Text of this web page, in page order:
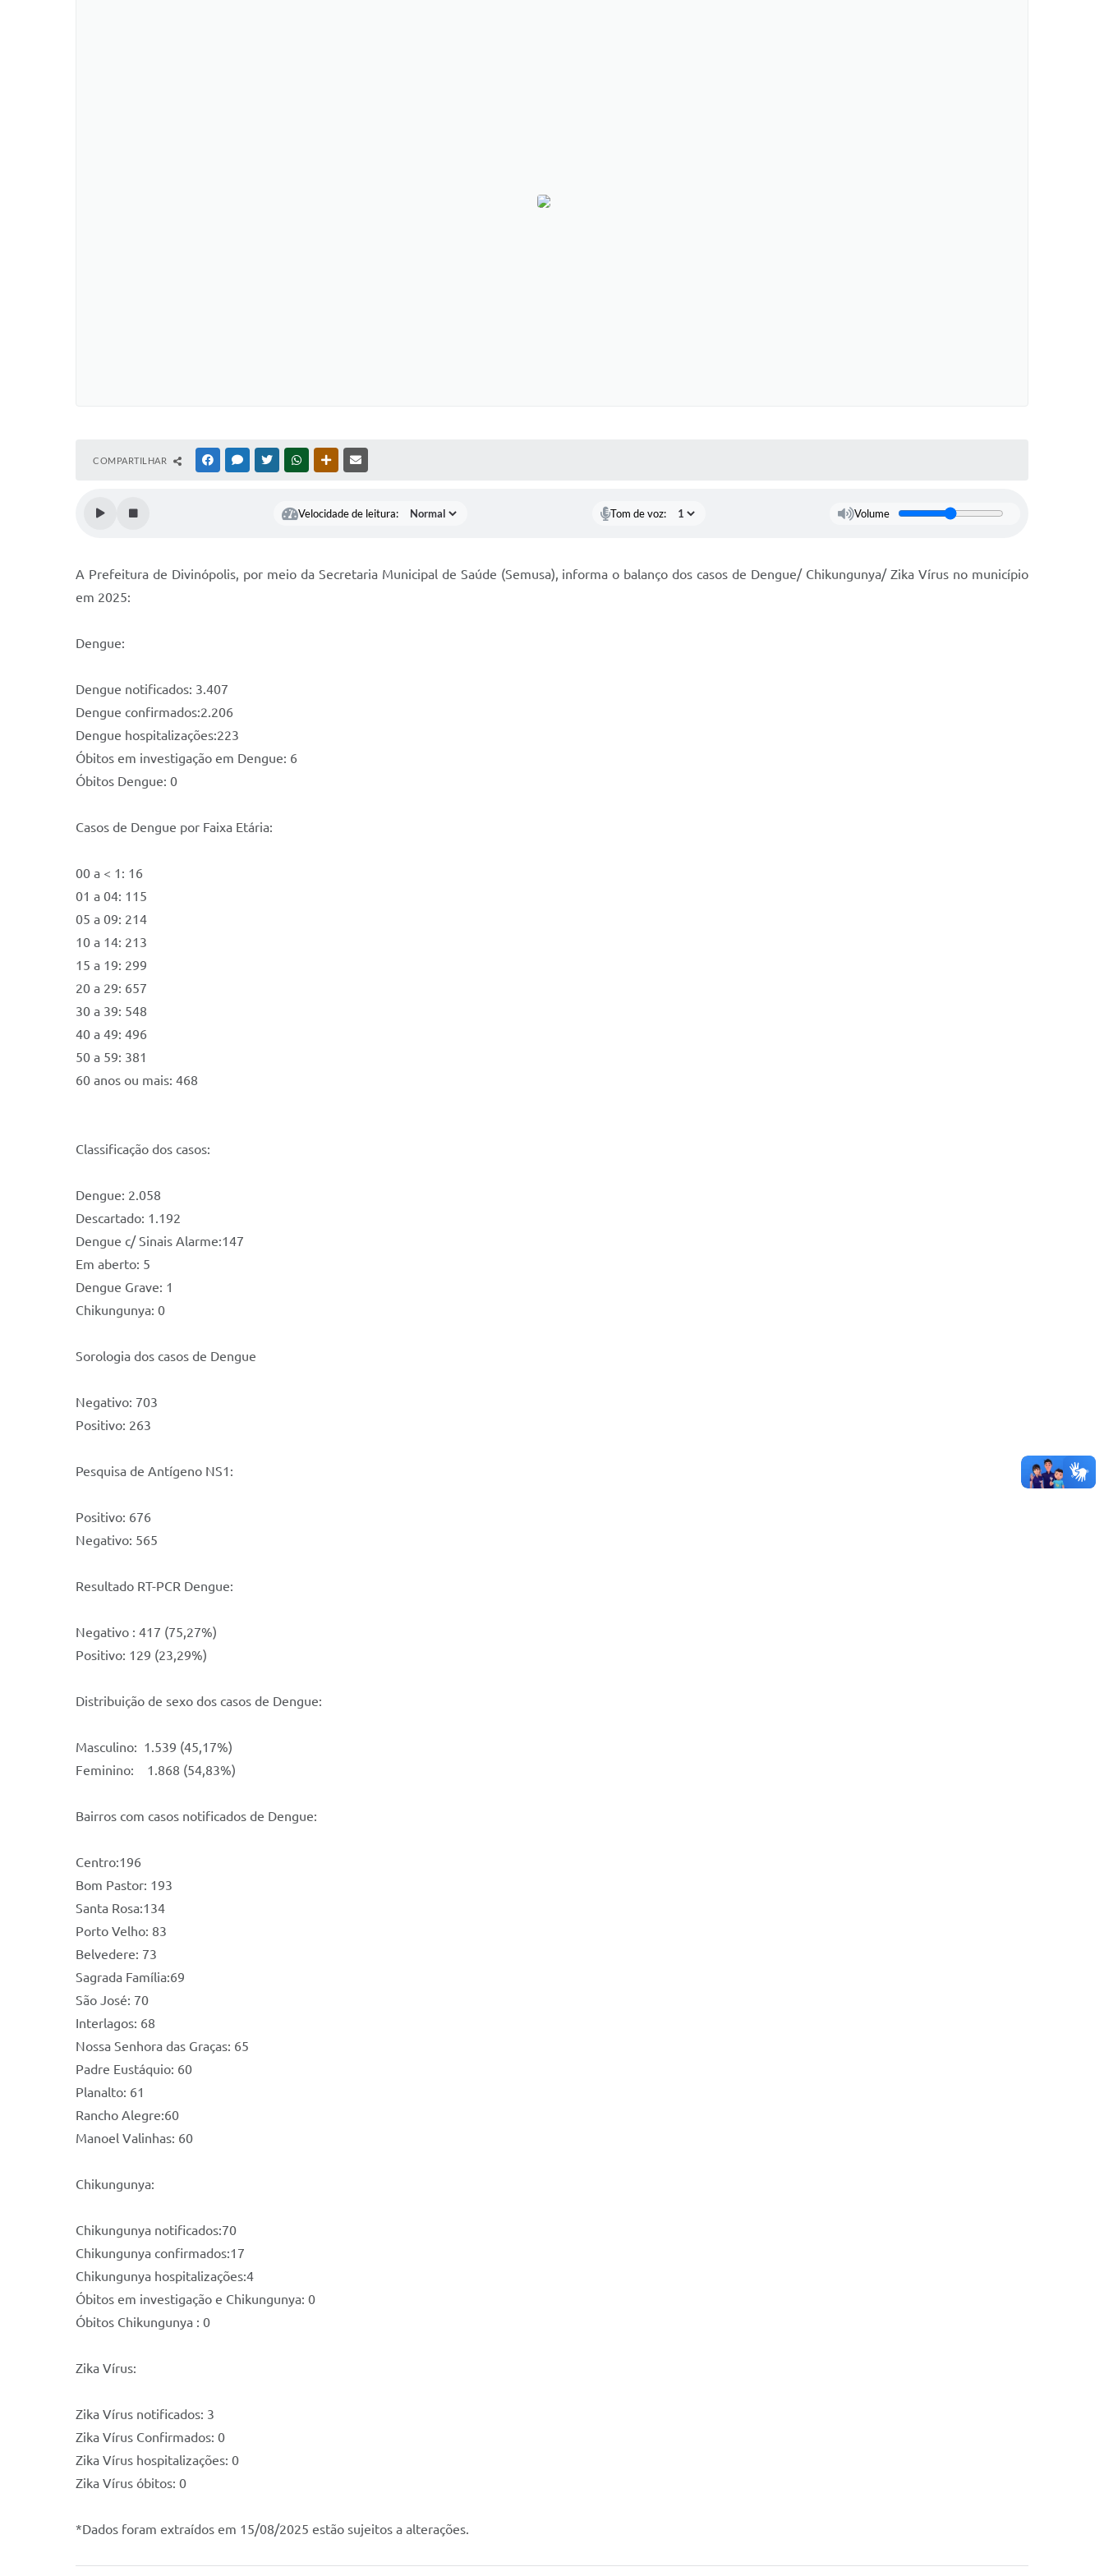
COMPARTILHAR FACEBOOKMESSENGER
TWITTERWHATSAPPOUTRAS MÍDIAS
Velocidade de leitura: Tom de voz: Volume
A Prefeitura de Divinópolis, por meio da Secretaria Municipal de Saúde (Semusa), informa o balanço dos casos de Dengue/ Chikungunya/ Zika Vírus no município
em 2025:
Dengue:
Dengue notificados: 3.407
Dengue confirmados:2.206
Dengue hospitalizações:223
Óbitos em investigação em Dengue: 6
Óbitos Dengue: 0
Casos de Dengue por Faixa Etária:
00 a < 1: 16
01 a 04: 115
05 a 09: 214
10 a 14: 213
15 a 19: 299
20 a 29: 657
30 a 39: 548
40 a 49: 496
50 a 59: 381
60 anos ou mais: 468
Classificação dos casos:
Dengue: 2.058
Descartado: 1.192
Dengue c/ Sinais Alarme:147
Em aberto: 5
Dengue Grave: 1
Chikungunya: 0
Sorologia dos casos de Dengue
Negativo: 703
Positivo: 263
Pesquisa de Antígeno NS1:
Positivo: 676
Negativo: 565
Resultado RT-PCR Dengue:
Negativo : 417 (75,27%)
Positivo: 129 (23,29%)
Distribuição de sexo dos casos de Dengue:
Masculino: 1.539 (45,17%)
Feminino: 1.868 (54,83%)
Bairros com casos notificados de Dengue:
Centro:196
Bom Pastor: 193
Santa Rosa:134
Porto Velho: 83
Belvedere: 73
Sagrada Família:69
São José: 70
Interlagos: 68
Nossa Senhora das Graças: 65
Padre Eustáquio: 60
Planalto: 61
Rancho Alegre:60
Manoel Valinhas: 60
Chikungunya:
Chikungunya notificados:70
Chikungunya confirmados:17
Chikungunya hospitalizações:4
Óbitos em investigação e Chikungunya: 0
Óbitos Chikungunya : 0
Zika Vírus:
Zika Vírus notificados: 3
Zika Vírus Confirmados: 0
Zika Vírus hospitalizações: 0
Zika Vírus óbitos: 0
*Dados foram extraídos em 15/08/2025 estão sujeitos a alterações.